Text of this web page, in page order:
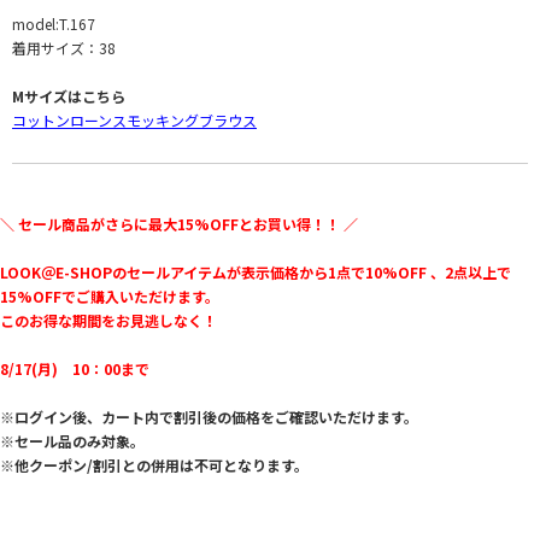
model:T.167
着用サイズ：38
Mサイズはこちら
コットンローンスモッキングブラウス
＼ セール商品がさらに最大15%OFFとお買い得！！ ／
LOOK＠E-SHOPのセールアイテムが表示価格から1点で10%OFF 、2点以上で
15%OFFでご購入いただけます。
このお得な期間をお見逃しなく！
8/17(月) 10：00まで
※ログイン後、カート内で割引後の価格をご確認いただけます。
※セール品のみ対象。
※他クーポン/割引との併用は不可となります。